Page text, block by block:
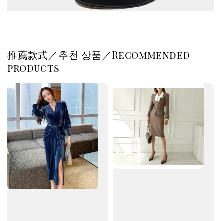
推薦款式／추천 상품／Recommended
products